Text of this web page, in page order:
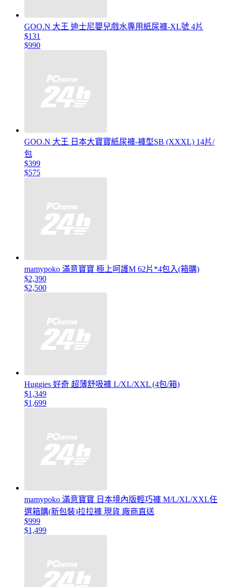
GOO.N 大王 迪士尼嬰兒戲水專用紙尿褲-XL號 4片
$131
$990
GOO.N 大王 日本大寶寶紙尿褲-褲型SB (XXXL) 14片/
包
$399
$575
mamypoko 滿意寶寶 極上呵護M 62片*4包入(箱購)
$2,390
$2,500
Huggies 好奇 超薄舒吸褲 L/XL/XXL (4包/箱)
$1,349
$1,699
mamypoko 滿意寶寶 日本境內版輕巧褲 M/L/XL/XXL任
選箱購(新包裝)拉拉褲 現貨 廠商直送
$999
$1,499